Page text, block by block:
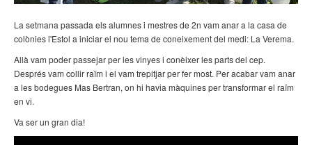
La setmana passada els alumnes i mestres de 2n vam anar a la casa de
colònies l'Estol a iniciar el nou tema de coneixement del medi: La Verema.
Allà vam poder passejar per les vinyes i conèixer les parts del cep.
Després vam collir raïm i el vam trepitjar per fer most. Per acabar vam anar
a les bodegues Mas Bertran, on hi havia màquines per transformar el raïm
en vi.
Va ser un gran dia!